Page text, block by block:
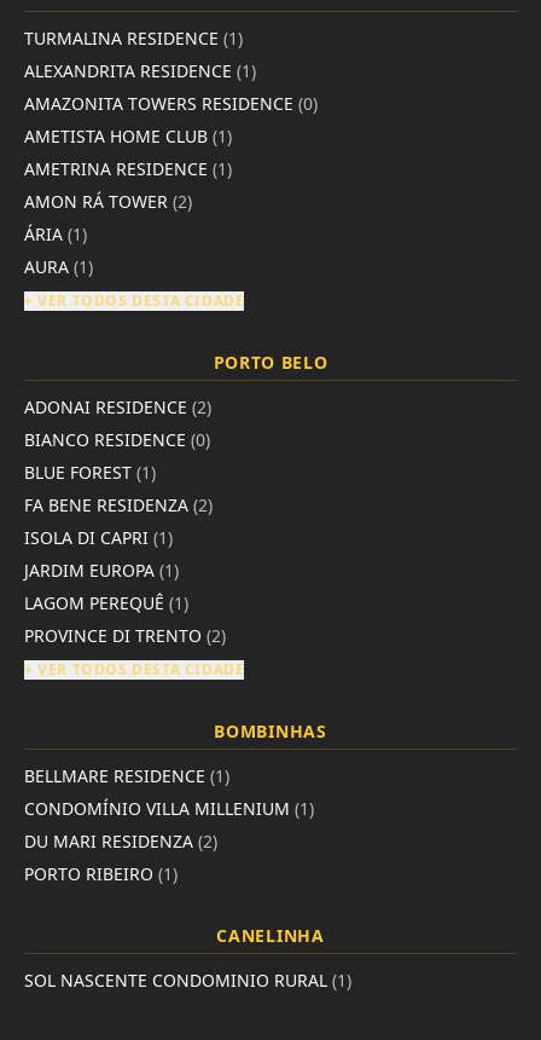
TURMALINA RESIDENCE (1)
ALEXANDRITA RESIDENCE (1)
AMAZONITA TOWERS RESIDENCE (0)
AMETISTA HOME CLUB (1)
AMETRINA RESIDENCE (1)
AMON RÁ TOWER (2)
ÁRIA (1)
AURA (1)
+ VER TODOS DESTA CIDADE
PORTO BELO
ADONAI RESIDENCE (2)
BIANCO RESIDENCE (0)
BLUE FOREST (1)
FA BENE RESIDENZA (2)
ISOLA DI CAPRI (1)
JARDIM EUROPA (1)
LAGOM PEREQUÊ (1)
PROVINCE DI TRENTO (2)
+ VER TODOS DESTA CIDADE
BOMBINHAS
BELLMARE RESIDENCE (1)
CONDOMÍNIO VILLA MILLENIUM (1)
DU MARI RESIDENZA (2)
PORTO RIBEIRO (1)
CANELINHA
SOL NASCENTE CONDOMINIO RURAL (1)